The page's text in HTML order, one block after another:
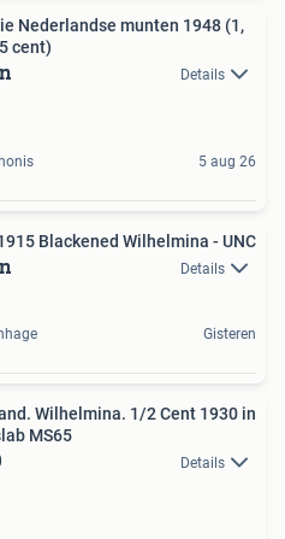
Nederlandse munten 1948 (1,
cent)
Details
5 aug 26
Blackened Wilhelmina - UNC
Details
Gisteren
Wilhelmina. 1/2 Cent 1930 in
MS65
Details